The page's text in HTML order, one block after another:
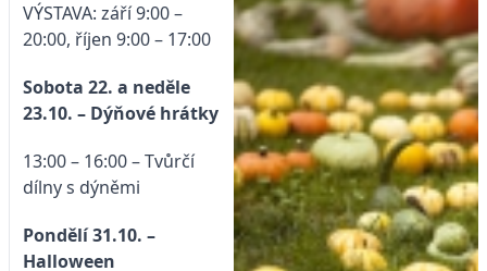
VÝSTAVA: září 9:00 –
20:00, říjen 9:00 – 17:00
Sobota 22. a neděle
23.10. – Dýňové hrátky
13:00 – 16:00 – Tvůrčí
dílny s dýněmi
Pondělí 31.10. –
Halloween